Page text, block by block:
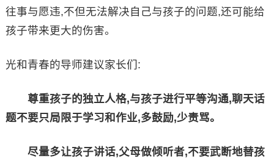
往事与愿违,不但无法解决自己与孩子的问题,还可能给
孩子带来更大的伤害。
光和青春的导师建议家长们:
尊重孩子的独立人格,与孩子进行平等沟通,聊天话
题不要只局限于学习和作业,多鼓励,少责骂。
尽量多让孩子讲话,父母做倾听者,不要武断地替孩